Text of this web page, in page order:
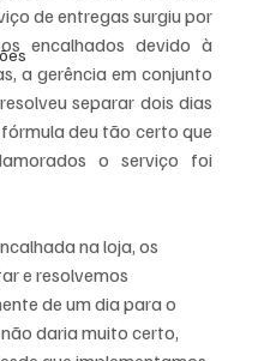
de entregas surgiu por
encalhados devido à
a gerência em conjunto
separar dois dias
deu tão certo que
o serviço foi
na loja, os
e resolvemos
de um dia para o
daria muito certo,